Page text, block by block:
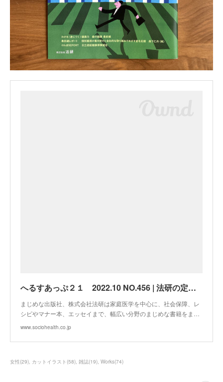
へるすあっぷ２１ 2022.10 NO.456 | 法研の定期刊行誌
まじめな出版社、株式会社法研は家庭医学を中心に、社会保障、レ
シピやマナー本、エッセイまで、幅広い分野のまじめな書籍をま…
www.sociohealth.co.jp
女性(29) カットイラスト (58) 雑誌(19) Works(74)